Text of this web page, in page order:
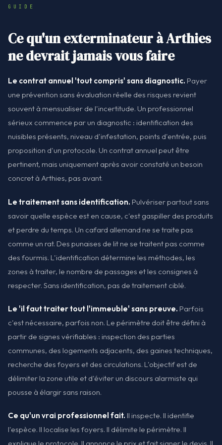
GUIDE
Ce qu'un exterminateur à Arthies
ne devrait jamais vous faire
Le contrat annuel 'tout compris' sans diagnostic. Payer
une prévention sans évaluation réelle des risques revient
souvent à mensualiser de l'incertitude. Un professionnel
sérieux commence par un diagnostic : identification des
nuisibles présents, niveau d'infestation, points d'entrée, puis
proposition d'un protocole. Un contrat annuel peut être
pertinent, mais uniquement après avoir constaté un besoin
concret à Arthies, pas avant.
Le traitement sans identification. Pulvériser partout sans
savoir quelle espèce est en cause, c'est gaspiller des produits
et perdre du temps. Un cafard allemand ne se traite pas
comme un rat. Des punaises de lit ne se traitent pas comme
des fourmis. L'identification détermine les méthodes, les
zones à traiter, le nombre de passages et les consignes à
respecter. Sans identification, pas de traitement ciblé.
Le 'il faut traiter tout l'immeuble' sans preuve. Parfois
c'est nécessaire, parfois non. Le périmètre doit être défini à
partir de signes vérifiables : inspection des parties
communes, des logements adjacents, des gaines techniques,
recherche des foyers et des circulations. L'objectif est de
délimiter la zone utile et d'éviter un discours alarmiste qui
pousse à élargir sans raison.
Ce qu'un vrai professionnel fait. Il inspecte. Il identifie
l'espèce. Il localise les foyers. Il délimite le périmètre. Il